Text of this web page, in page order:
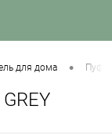
для дома • Пуфы